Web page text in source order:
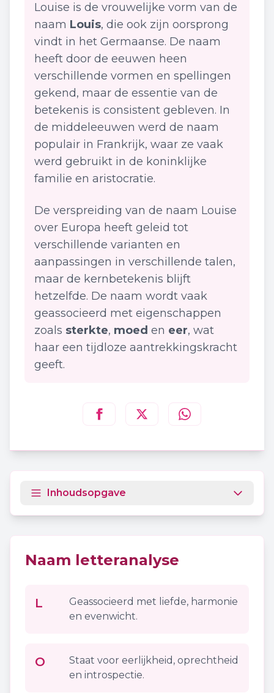
Louise is de vrouwelijke vorm van de
naam Louis, die ook zijn oorsprong
vindt in het Germaanse. De naam
heeft door de eeuwen heen
verschillende vormen en spellingen
gekend, maar de essentie van de
betekenis is consistent gebleven. In
de middeleeuwen werd de naam
populair in Frankrijk, waar ze vaak
werd gebruikt in de koninklijke
familie en aristocratie.
De verspreiding van de naam Louise
over Europa heeft geleid tot
verschillende varianten en
aanpassingen in verschillende talen,
maar de kernbetekenis blijft
hetzelfde. De naam wordt vaak
geassocieerd met eigenschappen
zoals sterkte, moed en eer, wat
haar een tijdloze aantrekkingskracht
geeft.
Deel deze pagina op
Deel deze pagina op
Deel deze pagina
Inhoudsopgave
Naam letteranalyse
L
Geassocieerd met liefde, harmonie
en evenwicht.
O
Staat voor eerlijkheid, oprechtheid
en introspectie.